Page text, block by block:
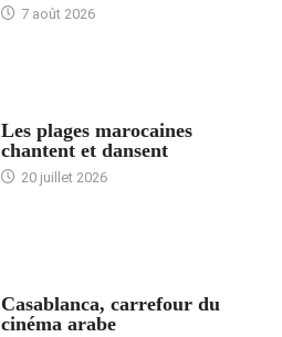
7 août 2026
Les plages marocaines
chantent et dansent
20 juillet 2026
Casablanca, carrefour du
cinéma arabe